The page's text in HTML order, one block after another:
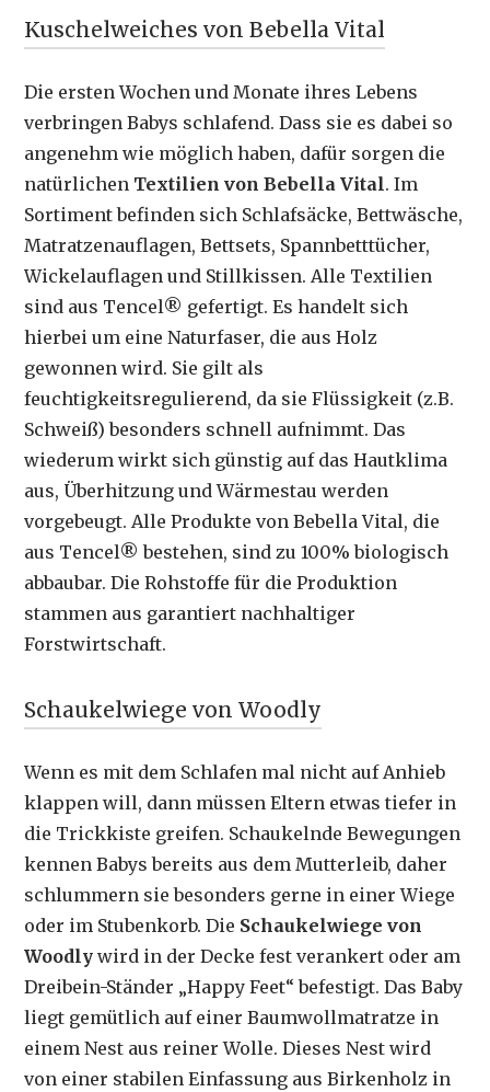
Kuschelweiches von Bebella Vital
Die ersten Wochen und Monate ihres Lebens
verbringen Babys schlafend. Dass sie es dabei so
angenehm wie möglich haben, dafür sorgen die
natürlichen Textilien von Bebella Vital. Im
Sortiment befinden sich Schlafsäcke, Bettwäsche,
Matratzenauflagen, Bettsets, Spannbetttücher,
Wickelauflagen und Stillkissen. Alle Textilien
sind aus Tencel® gefertigt. Es handelt sich
hierbei um eine Naturfaser, die aus Holz
gewonnen wird. Sie gilt als
feuchtigkeitsregulierend, da sie Flüssigkeit (z.B.
Schweiß) besonders schnell aufnimmt. Das
wiederum wirkt sich günstig auf das Hautklima
aus, Überhitzung und Wärmestau werden
vorgebeugt. Alle Produkte von Bebella Vital, die
aus Tencel® bestehen, sind zu 100% biologisch
abbaubar. Die Rohstoffe für die Produktion
stammen aus garantiert nachhaltiger
Forstwirtschaft.
Schaukelwiege von Woodly
Wenn es mit dem Schlafen mal nicht auf Anhieb
klappen will, dann müssen Eltern etwas tiefer in
die Trickkiste greifen. Schaukelnde Bewegungen
kennen Babys bereits aus dem Mutterleib, daher
schlummern sie besonders gerne in einer Wiege
oder im Stubenkorb. Die Schaukelwiege von
Woodly wird in der Decke fest verankert oder am
Dreibein-Ständer „Happy Feet“ befestigt. Das Baby
liegt gemütlich auf einer Baumwollmatratze in
einem Nest aus reiner Wolle. Dieses Nest wird
von einer stabilen Einfassung aus Birkenholz in